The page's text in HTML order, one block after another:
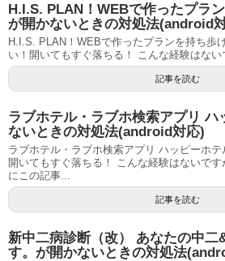
H.I.S. PLAN！WEBで作ったプラン
が開かないときの対処法(android
H.I.S. PLAN！WEBで作ったプランを持ち歩
い！開いてもすぐ落ちる！ こんな経験はない
記事を読む
ラブホテル・ラブホ検索アプリ ハ
ないときの対処法(android対応)
ラブホテル・ラブホ検索アプリ ハッピーホテ
開いてもすぐ落ちる！ こんな経験はないで
にこの記事...
記事を読む
新中二病診断（改） あなたの中二
す。が開かないときの対処法